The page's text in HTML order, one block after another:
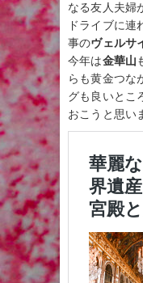
なる友人夫婦
ドライブに連
事のヴェルサ
今年は金華山
らも黄金つな
グも良いとこ
おこうと思い